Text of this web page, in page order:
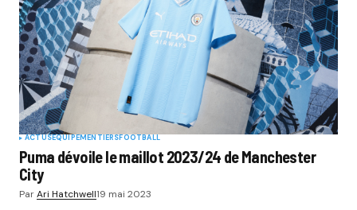
ACTUSEQUIPEMENTIERSFOOTBALL
Puma dévoile le maillot 2023/24 de Manchester
City
ParAri Hatchwell19 mai 2023